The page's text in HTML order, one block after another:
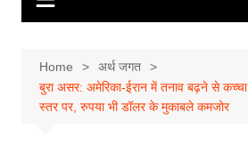
Home
अर्थ जगत
बुरा असर: अमेरिका-ईरान में तनाव बढ़ने से
स्तर पर, रुपया भी डॉलर के मुकाबले कमजोर